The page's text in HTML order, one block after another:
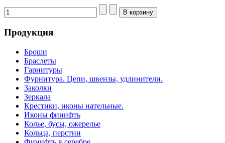
Продукция
Броши
Браслеты
Гарнитуры
Фурнитура. Цепи, швензы, удлинители.
Заколки
Зеркала
Крестики, иконы нательные.
Иконы финифть
Колье, бусы, ожерелье
Кольца, перстни